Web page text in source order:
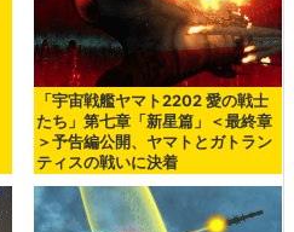
「宇宙戦艦ヤマト2202 愛の戦士
たち」第七章「新星篇」＜最終章
＞予告編公開、ヤマトとガトラン
ティスの戦いに決着